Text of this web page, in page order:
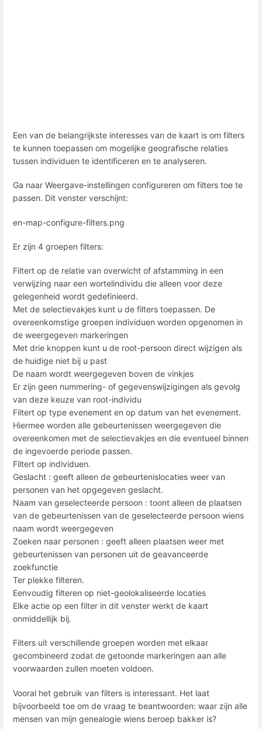
Een van de belangrijkste interesses van de kaart is om filters
te kunnen toepassen om mogelijke geografische relaties
tussen individuen te identificeren en te analyseren.
Ga naar Weergave-instellingen configureren om filters toe te
passen. Dit venster verschijnt:
en-map-configure-filters.png
Er zijn 4 groepen filters:
Filtert op de relatie van overwicht of afstamming in een
verwijzing naar een wortelindividu die alleen voor deze
gelegenheid wordt gedefinieerd.
Met de selectievakjes kunt u de filters toepassen. De
overeenkomstige groepen individuen worden opgenomen in
de weergegeven markeringen
Met drie knoppen kunt u de root-persoon direct wijzigen als
de huidige niet bij u past
De naam wordt weergegeven boven de vinkjes
Er zijn geen nummering- of gegevenswijzigingen als gevolg
van deze keuze van root-individu
Filtert op type evenement en op datum van het evenement.
Hiermee worden alle gebeurtenissen weergegeven die
overeenkomen met de selectievakjes en die eventueel binnen
de ingevoerde periode passen.
Filtert op individuen.
Geslacht : geeft alleen de gebeurtenislocaties weer van
personen van het opgegeven geslacht.
Naam van geselecteerde persoon : toont alleen de plaatsen
van de gebeurtenissen van de geselecteerde persoon wiens
naam wordt weergegeven
Zoeken naar personen : geeft alleen plaatsen weer met
gebeurtenissen van personen uit de geavanceerde
zoekfunctie
Ter plekke filteren.
Eenvoudig filteren op niet-geolokaliseerde locaties
Elke actie op een filter in dit venster werkt de kaart
onmiddellijk bij.
Filters uit verschillende groepen worden met elkaar
gecombineerd zodat de getoonde markeringen aan alle
voorwaarden zullen moeten voldoen.
Vooral het gebruik van filters is interessant. Het laat
bijvoorbeeld toe om de vraag te beantwoorden: waar zijn alle
mensen van mijn genealogie wiens beroep bakker is?